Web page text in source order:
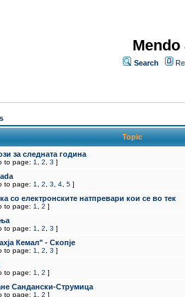
Search
Topic
за следната година
to page: 1 2 3 ]
to page: 1 2 3 4 5 ]
со електронските натпревари кои се во тек
to page: 1 2 ]
to page: 1 2 3 ]
Кемал" - Скопје
to page: 1 2 3 ]
to page: 1 2 ]
Сандански-Струмица
to page: 1 2 ]